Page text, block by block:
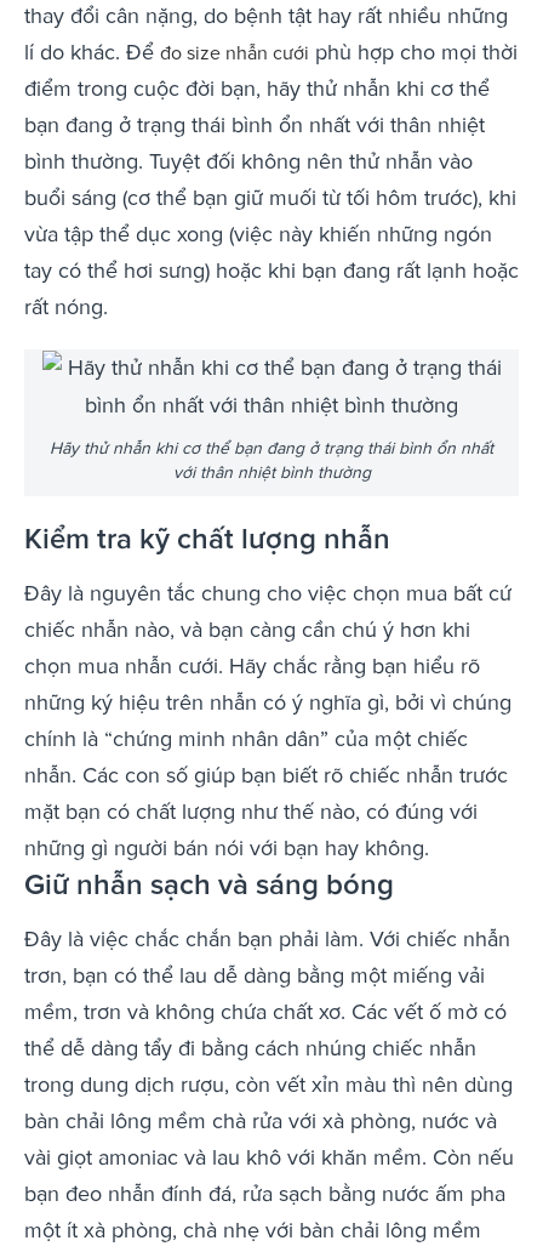
thay đổi cân nặng, do bệnh tật hay rất nhiều những
lí do khác. Để đo size nhẫn cưới phù hợp cho mọi thời
điểm trong cuộc đời bạn, hãy thử nhẫn khi cơ thể
bạn đang ở trạng thái bình ổn nhất với thân nhiệt
bình thường. Tuyệt đối không nên thử nhẫn vào
buổi sáng (cơ thể bạn giữ muối từ tối hôm trước), khi
vừa tập thể dục xong (việc này khiến những ngón
tay có thể hơi sưng) hoặc khi bạn đang rất lạnh hoặc
rất nóng.
Hãy thử nhẫn khi cơ thể bạn đang ở trạng thái
bình ổn nhất với thân nhiệt bình thường
Hãy thử nhẫn khi cơ thể bạn đang ở trạng thái bình ổn nhất
với thân nhiệt bình thường
Kiểm tra kỹ chất lượng nhẫn
Đây là nguyên tắc chung cho việc chọn mua bất cứ
chiếc nhẫn nào, và bạn càng cần chú ý hơn khi
chọn mua nhẫn cưới. Hãy chắc rằng bạn hiểu rõ
những ký hiệu trên nhẫn có ý nghĩa gì, bởi vì chúng
chính là “chứng minh nhân dân” của một chiếc
nhẫn. Các con số giúp bạn biết rõ chiếc nhẫn trước
mặt bạn có chất lượng như thế nào, có đúng với
những gì người bán nói với bạn hay không.
Giữ nhẫn sạch và sáng bóng
Đây là việc chắc chắn bạn phải làm. Với chiếc nhẫn
trơn, bạn có thể lau dễ dàng bằng một miếng vải
mềm, trơn và không chứa chất xơ. Các vết ố mờ có
thể dễ dàng tẩy đi bằng cách nhúng chiếc nhẫn
trong dung dịch rượu, còn vết xỉn màu thì nên dùng
bàn chải lông mềm chà rửa với xà phòng, nước và
vài giọt amoniac và lau khô với khăn mềm. Còn nếu
bạn đeo nhẫn đính đá, rửa sạch bằng nước ấm pha
một ít xà phòng, chà nhẹ với bàn chải lông mềm